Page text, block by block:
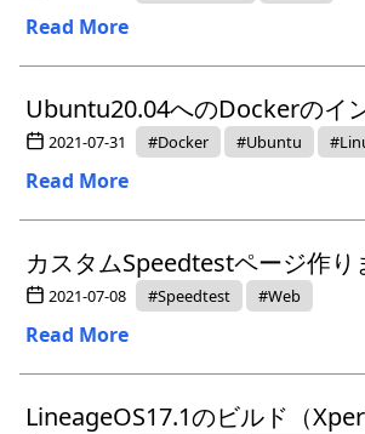
Read More
Ubuntu20.04へのDockerのイ
2021-07-31 #Docker #Ubuntu
Read More
カスタムSpeedtestページ作り
2021-07-08 #Speedtest #Web
Read More
LineageOS17.1のビルド（